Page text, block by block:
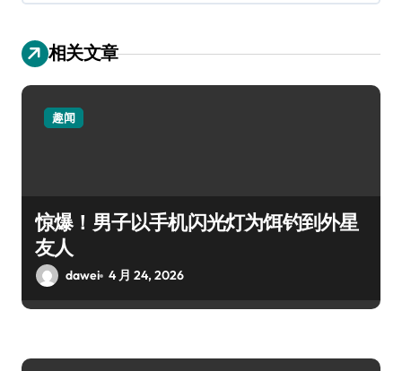
相关文章
趣闻
惊爆！男子以手机闪光灯为饵钓到外星
友人
dawei 4 月 24, 2026